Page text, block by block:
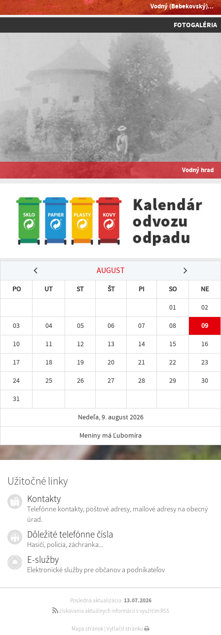
Vodný (Bebekovský)...
FOTOGALÉRIA
Vodný hrad
AUGUST
PO UT ST ŠT PI SO
NE
01
02
03
04 05 06 07 08
09
10
11 12 13 14 15
16
17
18 19 20 21 22
23
24
25 26 27 28 29
30
31
Nedeľa, 9. august 2026
Meniny má Ľubomíra
Užitočné linky
Kontakty
Telefónne kontakty, poštové adresy, mailové adresy na obecný
úrad.
Dôležité telefónne čísla
Hasiči, polícia, záchranka...
E-služby
Elektronické služby pre občanov a podnikateľov
Posledná aktualizácia: 13.07.2026
získavania aktuálnych informácií s využitím RSS
Mapa stránok | Vytlačiť stránku